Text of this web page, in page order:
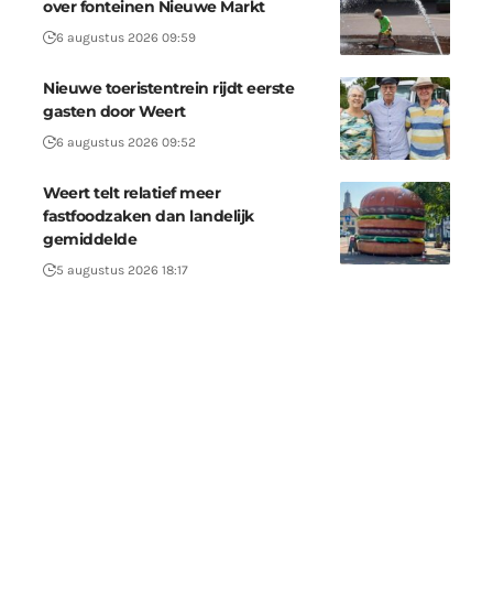
over fonteinen Nieuwe Markt
6 augustus 2026 09:59
Nieuwe toeristentrein rijdt eerste
gasten door Weert
6 augustus 2026 09:52
Weert telt relatief meer
fastfoodzaken dan landelijk
gemiddelde
5 augustus 2026 18:17